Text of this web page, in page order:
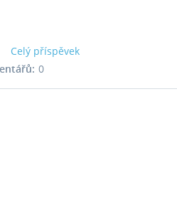
Celý příspěvek
0